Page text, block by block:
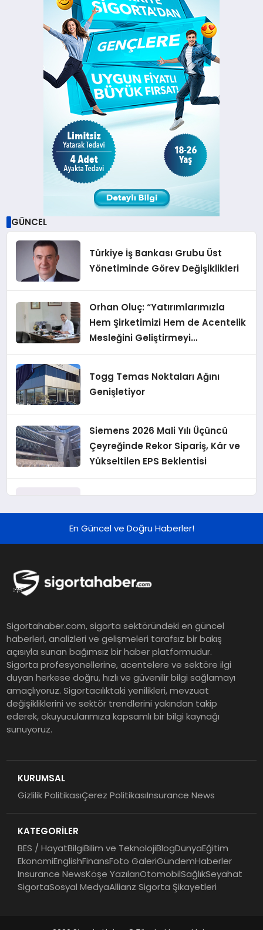
GÜNCEL
Türkiye İş Bankası Grubu Üst
Yönetiminde Görev Değişiklikleri
Orhan Oluç: “Yatırımlarımızla
Hem Şirketimizi Hem de Acentelik
Mesleğini Geliştirmeyi
Hedefliyoruz”
Togg Temas Noktaları Ağını
Genişletiyor
Siemens 2026 Mali Yılı Üçüncü
Çeyreğinde Rekor Sipariş, Kâr ve
Yükseltilen EPS Beklentisi
Finansal Sonuçlarını Açıkladı
Grup Müdürü Olarak Atandı
Mevduat kısa vadeyi, koruma
ürünleri uzun vadeyi tutuyor
Şekerbank 2026 İlk Yarı Finansal
Sonuçları
EY Küresel Siber Güvenlik
Dayanıklılık
En Güncel ve Doğru Haberler!
Sigortahaber.com, sigorta sektöründeki en güncel
haberleri, analizleri ve gelişmeleri tarafsız bir bakış
açısıyla sunan bağımsız bir haber platformudur.
Sigorta profesyonellerine, acentelere ve sektöre ilgi
duyan herkese doğru, hızlı ve güvenilir bilgi sağlamayı
amaçlıyoruz. Sigortacılıktaki yenilikleri, mevzuat
değişikliklerini ve sektör trendlerini yakından takip
ederek, okuyucularımıza kapsamlı bir bilgi kaynağı
sunuyoruz.
KURUMSAL
Gizlilik PolitikasıÇerez PolitikasıInsurance News
KATEGORİLER
BES / HayatBilgiBilim ve TeknolojiBlogDünyaEğitim
EkonomiEnglishFinansFoto GaleriGündemHaberler
Insurance NewsKöşe YazılarıOtomobilSağlıkSeyahat
SigortaSosyal MedyaAllianz Sigorta Şikayetleri